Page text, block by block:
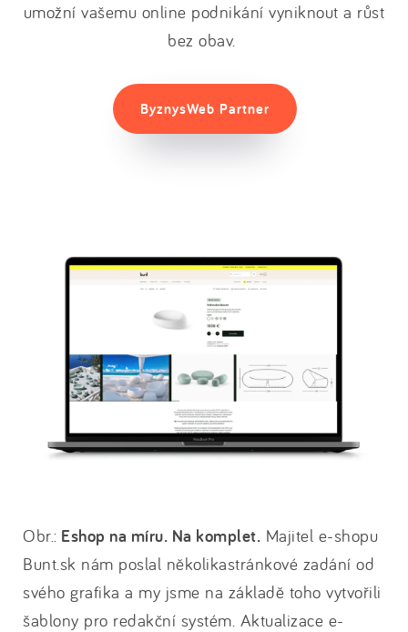
umožní vašemu online podnikání vyniknout a růst
bez obav.
ByznysWeb Partner
Obr.: Eshop na míru. Na komplet. Majitel e-shopu
Bunt.sk nám poslal několikastránkové zadání od
svého grafika a my jsme na základě toho vytvořili
šablony pro redakční systém. Aktualizace e-